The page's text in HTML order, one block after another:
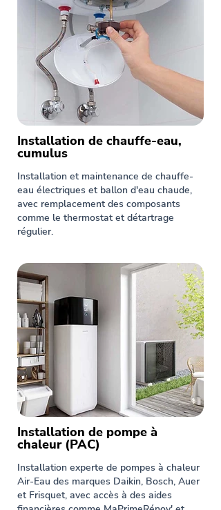
Installation de chauffe-eau,
cumulus
Installation et maintenance de chauffe-
eau électriques et ballon d'eau chaude,
avec remplacement des composants
comme le thermostat et détartrage
régulier.
Installation de pompe à
chaleur (PAC)
Installation experte de pompes à chaleur
Air-Eau des marques Daikin, Bosch, Auer
et Frisquet, avec accès à des aides